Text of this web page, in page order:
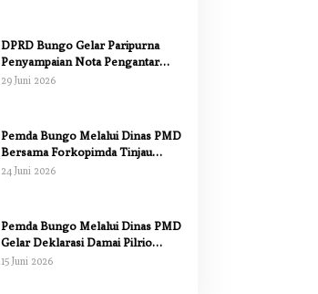
DPRD Bungo Gelar Paripurna
Penyampaian Nota Pengantar
Pertanggungjawaban Pelaksanaan
29 Juni 2026
Pemda Bungo Melalui Dinas PMD
Bersama Forkopimda Tinjau
Pelaksanaan Pilrio Serentak 2026
24 Juni 2026
Pemda Bungo Melalui Dinas PMD
Gelar Deklarasi Damai Pilrio
Serentak Tahun 2026
15 Juni 2026